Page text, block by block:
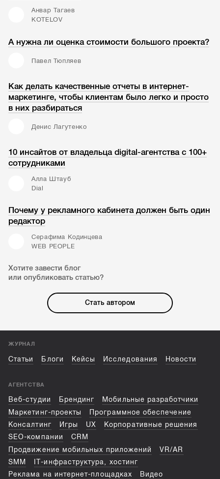
Анвар Тагаев
KOTELOV
А нужна ли оценка стоимости большого проекта?
Павел Тюпляев
Как делать качественные отчеты в интернет-
маркетинге, чтобы клиентам было легко и просто
в них разбираться
Денис Лагутенко
10 инсайтов от владельца digital-агентства с 100+
сотрудниками
Алла Штауб
Dial
Почему у рекламного кабинета должен быть один
редактор
Серафима Кодинцева
WEB PEOPLE
Хотите завести блог
или опубликовать статью?
Стать автором
ЖУРНАЛ
Статьи Блоги Кейсы Исследования Новости
АГЕНТСТВА
Веб-студии Брендинг
Мобильные разработчики
Маркетинг-проекты
Программное обеспечение
Консалтинг
Игры UX
Корпоративные решения
SEO-компании
CRM
Продвижение мобильных приложений
VR/AR
SMM
IT-инфраструктура, хостинг
Реклама на интернет-площадках
Видео